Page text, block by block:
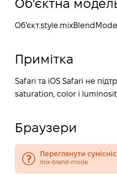
Об'єктна
Об'єкт.style.mixBlendMode
Примітка
Safari та iOS Safari не
saturation, color і
Браузери
Переглянути
mix-blend-mode